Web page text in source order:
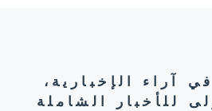
آراء الإخبارية،
للأخبار الشاملة